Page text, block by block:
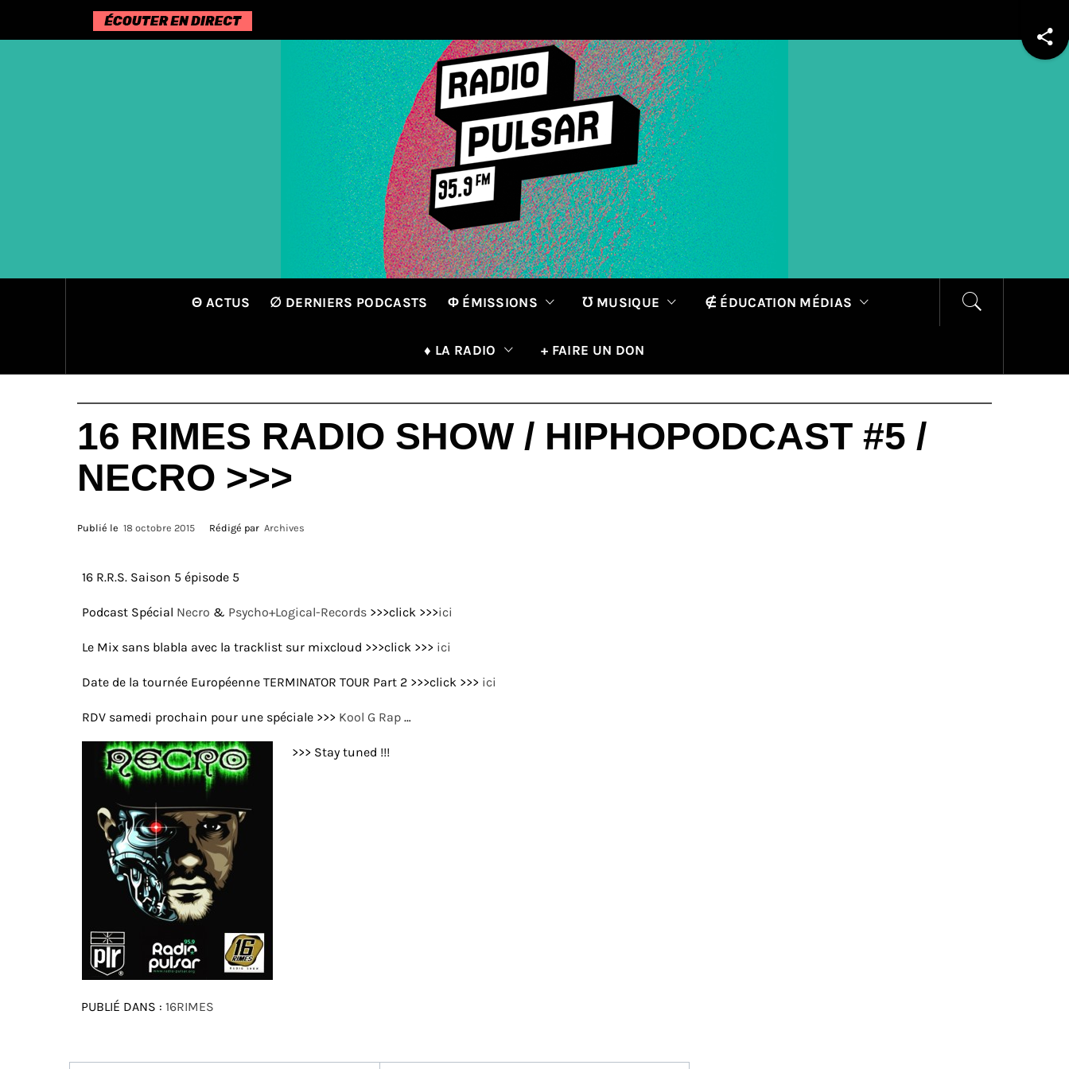
Θ ACTUS ∅ DERNIERS PODCASTS Φ ÉMISSIONS ℧ MUSIQUE ∉ ÉDUCATION MÉDIAS
♦ LA RADIO + FAIRE UN DON
16 RIMES RADIO SHOW / HIPHOPODCAST #5 /
NECRO >>>
Publié le 18 octobre 2015 Rédigé par Archives
16 R.R.S. Saison 5 épisode 5
Podcast Spécial Necro & Psycho+Logical-Records >>>click >>>ici
Le Mix sans blabla avec la tracklist sur mixcloud >>>click >>> ici
Date de la tournée Européenne TERMINATOR TOUR Part 2 >>>click >>> ici
RDV samedi prochain pour une spéciale >>> Kool G Rap …
>>> Stay tuned !!!
PUBLIÉ DANS : 16RIMES